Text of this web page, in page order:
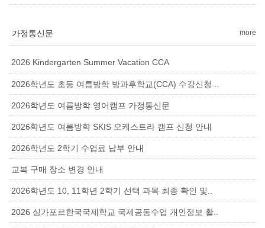
가정통신문 more
2026 Kindergarten Summer Vacation CCA
2026학년도 초등 여름방학 방과후학교(CCA) 수강신청 ..
2026학년도 여름방학 영어캠프 가정통신문
2026학년도 여름방학 SKIS 오케스트라 캠프 신청 안내
2026학년도 2학기 수업료 납부 안내
교복 구매 장소 변경 안내
2026학년도 10, 11학년 2학기 선택 과목 최종 확인 및..
2026 싱가포르한국국제학교 국제공동수업 개인정보 활..